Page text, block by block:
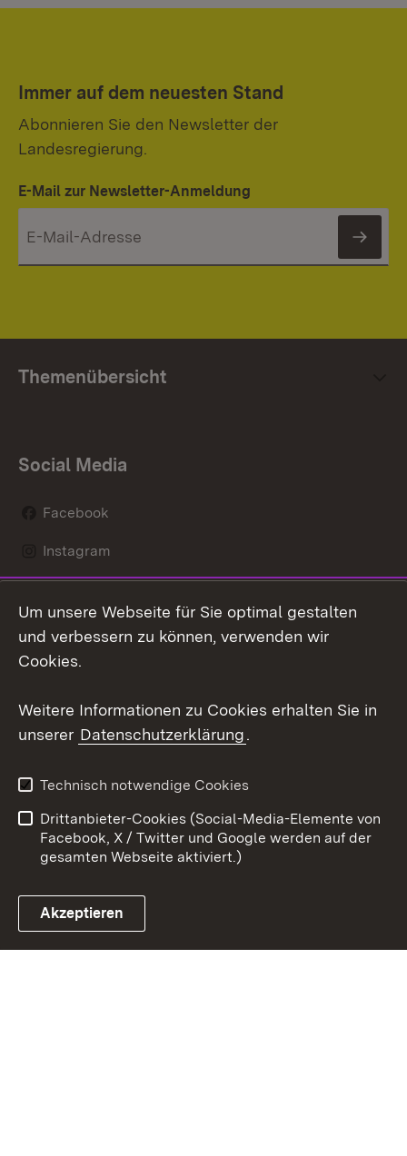
Immer auf dem neuesten Stand
Abonnieren Sie den Newsletter der
Landesregierung.
E-Mail zur Newsletter-Anmeldung
Themenübersicht
Social Media
Facebook
Instagram
Mastodon
Youtube
Link zum Landesportal
Kontakt
Datenschutz
Barrierefreiheit
Impressum Cookies
Um unsere Webseite für Sie optimal gestalten
und verbessern zu können, verwenden wir
Cookies.
Weitere Informationen zu Cookies erhalten Sie in
unserer Datenschutzerklärung.
Technisch notwendige Cookies
Drittanbieter-Cookies (Social-Media-Elemente von
Facebook, X / Twitter und Google werden auf der
gesamten Webseite aktiviert.)
Akzeptieren